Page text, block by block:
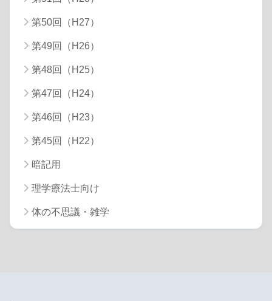
第50回（H27）
第49回（H26）
第48回（H25）
第47回（H24）
第46回（H23）
第45回（H22）
暗記用
理学療法士向け
体の不思議・雑学